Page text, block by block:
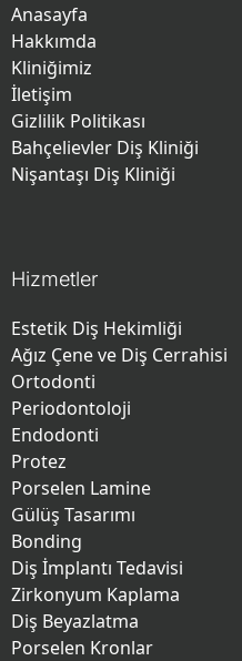
Anasayfa
Hakkımda
Kliniğimiz
İletişim
Gizlilik Politikası
Bahçelievler Diş Kliniği
Nişantaşı Diş Kliniği
Hizmetler
Estetik Diş Hekimliği
Ağız Çene ve Diş Cerrahisi
Ortodonti
Periodontoloji
Endodonti
Protez
Porselen Lamine
Gülüş Tasarımı
Bonding
Diş İmplantı Tedavisi
Zirkonyum Kaplama
Diş Beyazlatma
Porselen Kronlar